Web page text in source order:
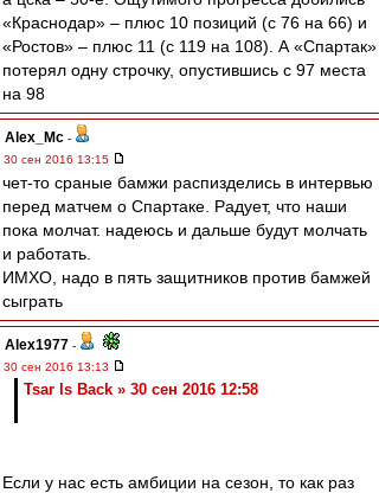
«Краснодар» – плюс 10 позиций (с 76 на 66) и
«Ростов» – плюс 11 (с 119 на 108). А «Спартак»
потерял одну строчку, опустившись с 97 места
на 98
Alex_Mc -
30 сен 2016 13:15
чет-то сраные бамжи распизделись в интервью
перед матчем о Спартаке. Радует, что наши
пока молчат. надеюсь и дальше будут молчать
и работать.
ИМХО, надо в пять защитников против бамжей
сыграть
Alex1977 -
30 сен 2016 13:13
Tsar Is Back » 30 сен 2016 12:58
Если у нас есть амбиции на сезон, то как раз